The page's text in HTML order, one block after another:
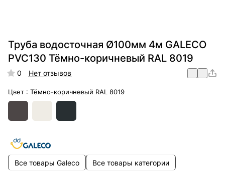
Труба водосточная Ø100мм 4м GALECO
PVC130 Тёмно-коричневый RAL 8019
0 Нет отзывов
Цвет : Тёмно-коричневый RAL 8019
Все товары Galeco Все товары категории